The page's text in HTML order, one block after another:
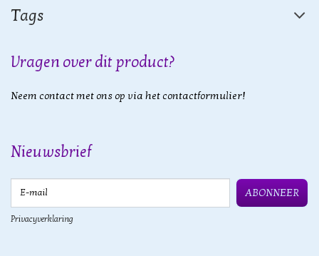
Tags
Vragen over dit product?
Neem contact met ons op via het contactformulier!
Nieuwsbrief
ABONNEER
Privacyverklaring